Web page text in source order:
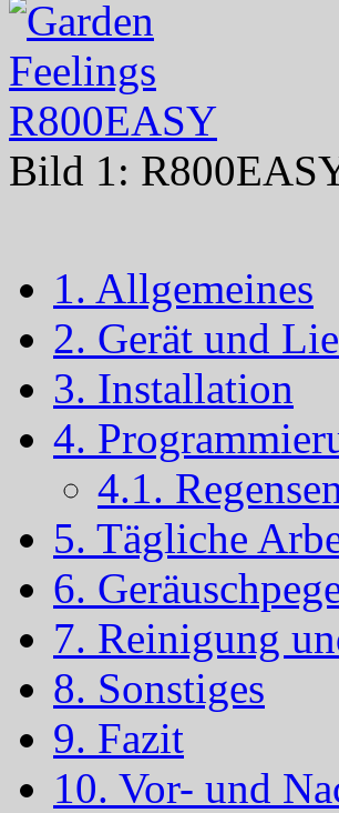
Bild 1:
1. Allgemeines
2. Gerät und
3. Installation
4.
4.1.
5. Tägliche
6.
7. Reinigung
8. Sonstiges
9. Fazit
10. Vor- und